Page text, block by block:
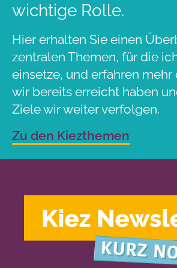
wichtige Rolle.
Hier erhalten Sie einen
zentralen Themen, für die
einsetze, und erfahren mehr
wir bereits erreicht haben
Ziele wir weiter verfolgen.
Zu den Kiezthemen